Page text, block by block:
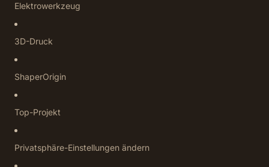
Elektrowerkzeug
3D-Druck
ShaperOrigin
Top-Projekt
Privatsphäre-Einstellungen ändern